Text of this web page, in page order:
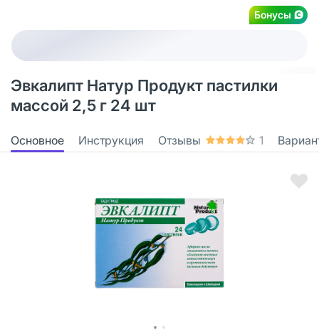
Бонусы
Эвкалипт Натур Продукт пастилки
массой 2,5 г 24 шт
Основное Инструкция Отзывы 1